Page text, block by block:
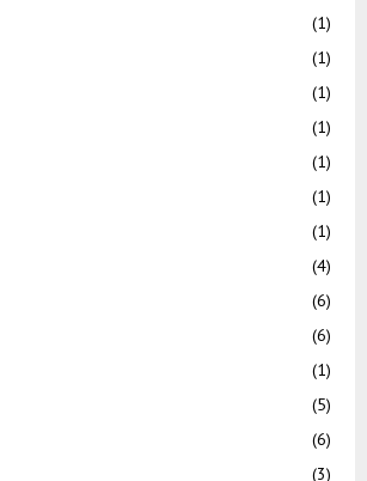
(1)
(1)
(1)
(1)
(1)
(1)
(1)
(4)
(6)
(6)
(1)
(5)
(6)
(3)